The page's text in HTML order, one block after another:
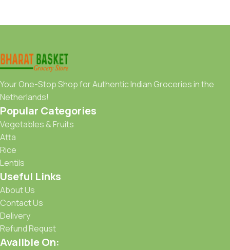
Your One-Stop Shop for Authentic Indian Groceries in the
Netherlands!
Popular Categories
Vegetables & Fruits
Atta
Rice
Lentils
Useful Links
About Us
Contact Us
Delivery
Refund Requst
Avalible On: